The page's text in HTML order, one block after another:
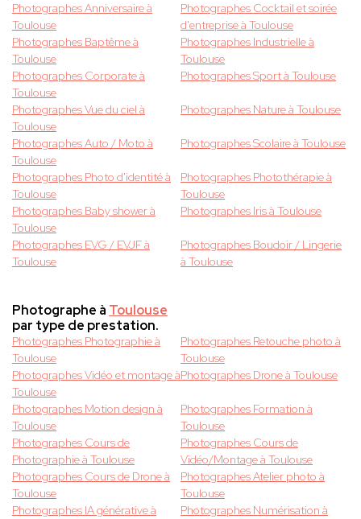
Photographes Anniversaire à
Toulouse
Photographes Cocktail et soirée
d'entreprise à Toulouse
Photographes Baptême à
Toulouse
Photographes Industrielle à
Toulouse
Photographes Corporate à
Toulouse
Photographes Sport à Toulouse
Photographes Vue du ciel à
Toulouse
Photographes Nature à Toulouse
Photographes Auto / Moto à
Toulouse
Photographes Scolaire à Toulouse
Photographes Photo d'identité à
Toulouse
Photographes Photothérapie à
Toulouse
Photographes Baby shower à
Toulouse
Photographes Iris à Toulouse
Photographes EVG / EVJF à
Toulouse
Photographes Boudoir / Lingerie
à Toulouse
Photographe à Toulouse
par type de prestation.
Photographes Photographie à
Toulouse
Photographes Retouche photo à
Toulouse
Photographes Vidéo et montage à
Toulouse
Photographes Drone à Toulouse
Photographes Motion design à
Toulouse
Photographes Formation à
Toulouse
Photographes Cours de
Photographie à Toulouse
Photographes Cours de
Vidéo/Montage à Toulouse
Photographes Cours de Drone à
Toulouse
Photographes Atelier photo à
Toulouse
Photographes IA générative à
Photographes Numérisation à